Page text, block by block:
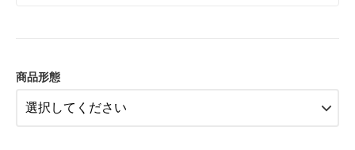
商品形態